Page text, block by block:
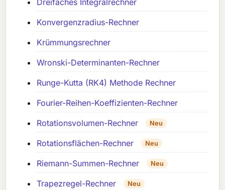
Konvergenzradius-Rechner
Krümmungsrechner
Wronski-Determinanten-Rechner
Runge-Kutta (RK4) Methode Rechner
Fourier-Reihen-Koeffizienten-Rechner
Rotationsvolumen-Rechner
Neu
Rotationsflächen-Rechner Neu
Riemann-Summen-Rechner Neu
Trapezregel-Rechner Neu